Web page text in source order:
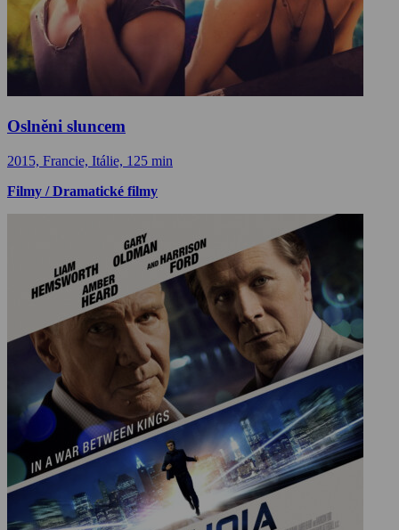
Oslněni sluncem
2015, Francie, Itálie, 125 min
Filmy / Dramatické filmy